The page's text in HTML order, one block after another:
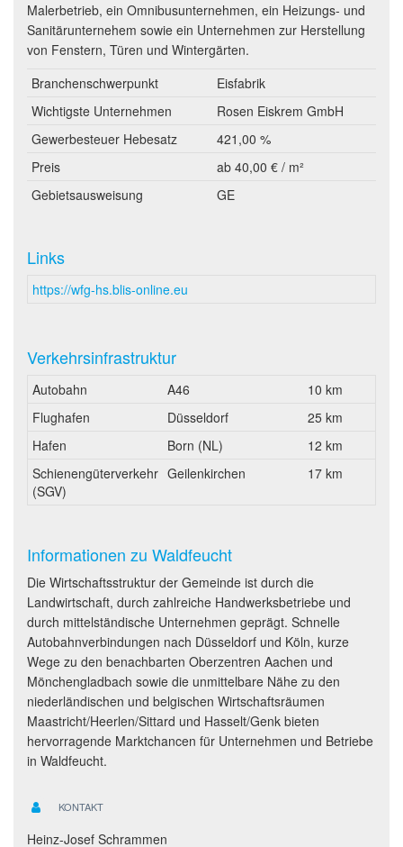
Malerbetrieb, ein Omnibusunternehmen, ein Heizungs- und
Sanitärunternehem sowie ein Unternehmen zur Herstellung
von Fenstern, Türen und Wintergärten.
Branchenschwerpunkt
Eisfabrik
Wichtigste Unternehmen
Rosen Eiskrem GmbH
Gewerbesteuer Hebesatz
421,00 %
Preis
ab 40,00 € / m²
Gebietsausweisung
GE
Links
https://wfg-hs.blis-online.eu
Verkehrsinfrastruktur
Autobahn A46
10 km
Flughafen
Düsseldorf
25 km
Hafen
Born (NL)
12 km
Schienengüterverkehr
(SGV)
Geilenkirchen 17 km
Informationen zu Waldfeucht
Die Wirtschaftsstruktur der Gemeinde ist durch die
Landwirtschaft, durch zahlreiche Handwerksbetriebe und
durch mittelständische Unternehmen geprägt. Schnelle
Autobahnverbindungen nach Düsseldorf und Köln, kurze
Wege zu den benachbarten Oberzentren Aachen und
Mönchengladbach sowie die unmittelbare Nähe zu den
niederländischen und belgischen Wirtschaftsräumen
Maastricht/Heerlen/Sittard und Hasselt/Genk bieten
hervorragende Marktchancen für Unternehmen und Betriebe
in Waldfeucht.
KONTAKT
Heinz-Josef Schrammen